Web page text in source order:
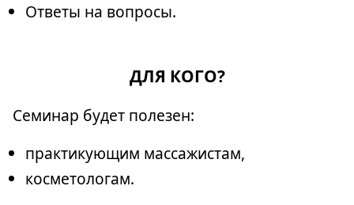
Ответы на вопросы.
ДЛЯ КОГО?
Семинар будет полезен:
практикующим массажистам,
косметологам.